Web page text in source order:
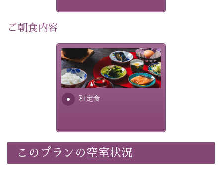
・諏訪大社4社を巡る無料参拝バス（事前予約制）
・館内着をご用意
・就寝用パジャマをご用意
・環境に配慮したアメニティをご用意
・館内フリーWi-Fi
・チェックイン15時、チェックアウト10時
いう昔の暦による料理表現）
・朝食はこだわりの味噌汁をはじめとした和定食
ご朝食内容
和定食
さっぱりとした和食膳に使わ
れる食材は、諏訪の名産品を
ふんだんに取り入れ、安心・
安全を心掛けた長野県産...
このプランの空室状況